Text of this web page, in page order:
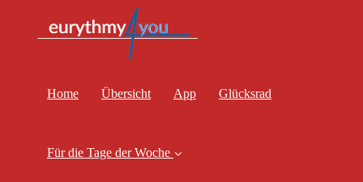
Home Übersicht App Glücksrad
Für die Tage der Woche